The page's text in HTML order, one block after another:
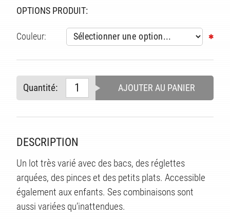
OPTIONS PRODUIT:
Couleur:
Quantité: AJOUTER AU PANIER
DESCRIPTION
Un lot très varié avec des bacs, des réglettes
arquées, des pinces et des petits plats. Accessible
également aux enfants. Ses combinaisons sont
aussi variées qu’inattendues.